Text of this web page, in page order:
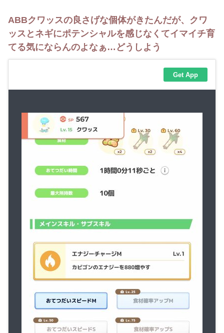
ABBクワッスの良さげな個体がきたんだが、クワ
ッスとネギにポテンシャルを感じなくてイマイチ育
てる気にならんのよなぁ…どうしよう